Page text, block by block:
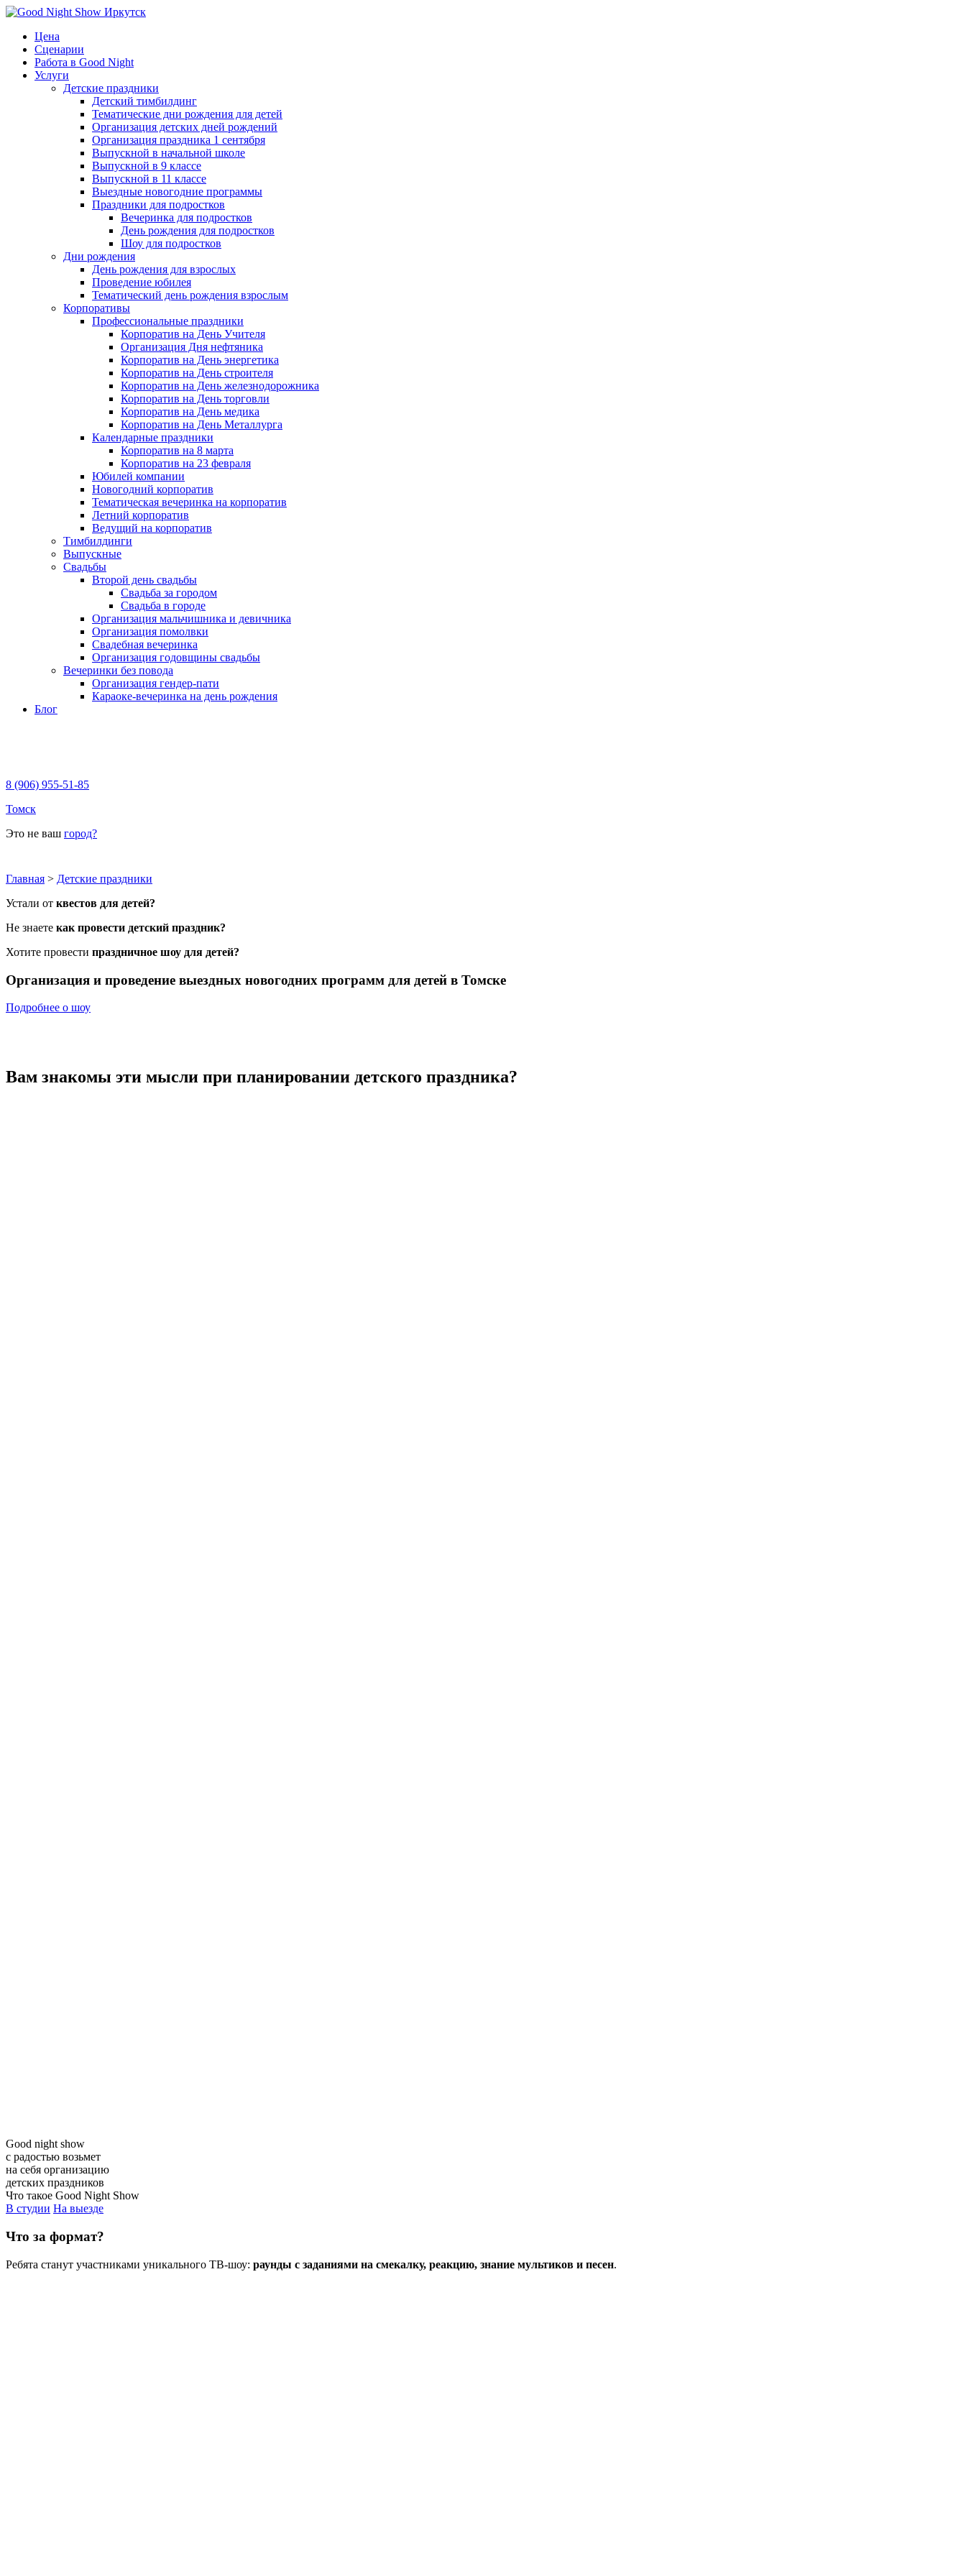
Цена
Сценарии
Работа в Good Night
Услуги
Детские праздники
Детский тимбилдинг
Тематические дни рождения для детей
Организация детских дней рождений
Организация праздника 1 сентября
Выпускной в начальной школе
Выпускной в 9 классе
Выпускной в 11 классе
Выездные новогодние программы
Праздники для подростков
Вечеринка для подростков
День рождения для подростков
Шоу для подростков
Дни рождения
День рождения для взрослых
Проведение юбилея
Тематический день рождения взрослым
Корпоративы
Профессиональные праздники
Корпоратив на День Учителя
Организация Дня нефтяника
Корпоратив на День энергетика
Корпоратив на День строителя
Корпоратив на День железнодорожника
Корпоратив на День торговли
Корпоратив на День медика
Корпоратив на День Металлурга
Календарные праздники
Корпоратив на 8 марта
Корпоратив на 23 февраля
Юбилей компании
Новогодний корпоратив
Тематическая вечеринка на корпоратив
Летний корпоратив
Ведущий на корпоратив
Тимбилдинги
Выпускные
Свадьбы
Второй день свадьбы
Свадьба за городом
Свадьба в городе
Организация мальчишника и девичника
Организация помолвки
Свадебная вечеринка
Организация годовщины свадьбы
Вечеринки без повода
Организация гендер-пати
Караоке-вечеринка на день рождения
Блог
8 (906) 955-51-85
Томск
Это не ваш город?
Главная > Детские праздники
Устали от квестов для детей?
Не знаете как провести детский праздник?
Хотите провести праздничное шоу для детей?
Организация и проведение выездных новогодних программ для детей в Томске
Подробнее о шоу
Вам знакомы эти мысли при планировании детского праздника?
Good night show
с радостью возьмет
на себя организацию
детских праздников
Что такое Good Night Show
В студии На выезде
Что за формат?
Ребята станут участниками уникального ТВ-шоу: раунды с заданиями на смекалку, реакцию, знание мультиков и песен.